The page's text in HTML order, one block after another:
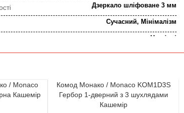
Дзеркало шліфоване 3 мм
Сучасний, Мінімалізм
Настінні
Прямокутна
ВИКОНАННЯ ЗАМОВЛЕННЯ
/ Monaco
Кашемір
Комод Монако / Monaco KOM1D3S
Гербор 1-дверний з 3 шухлядами
Кашемір